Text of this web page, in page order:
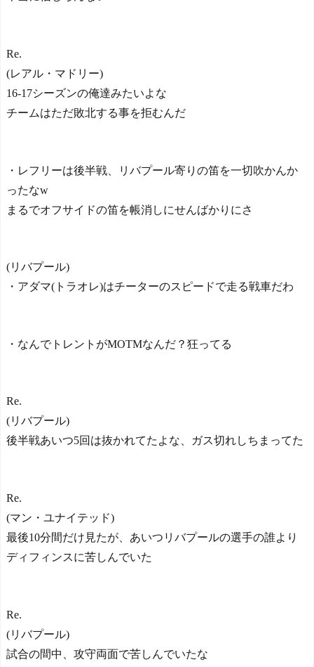
Re.
(レアル・マドリー)
16-17シーズンの俺達みたいよな
チームはただ敗北する事を拒むんだ
・レフリーは後半戦、リバプール寄りの笛を一切吹かんか
ったなw
まるでオフサイドの笛を帳消しにせんばかりにさ
(リバプール)
・アダマ(トラオレ)はチーターのスピードで走る戦車だわ
・なんでトレントがMOTMなんだ？狂ってる
Re.
(リバプール)
後半戦あいつ5回は抜かれてたよな、ガス切れしちまってた
Re.
(マン・ユナイテッド)
最後10分間だけ見たが、あいつリバプールの選手の誰より
ディフィンスに苦しんでいた
Re.
(リバプール)
試合の間中、攻守両面で苦しんでいたな